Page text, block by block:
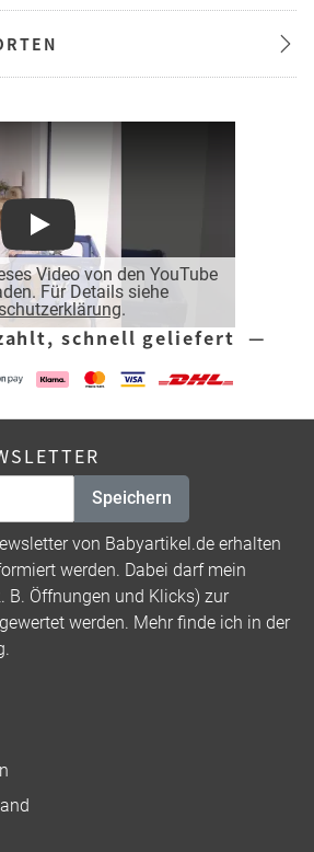
Video von den YouTube
Für Details siehe
.
Play
schnell geliefert —
Speichern
von Babyartikel.de erhalten
werden. Dabei darf mein
B. Öffnungen und Klicks) zur
werden. Mehr finde ich in der
.